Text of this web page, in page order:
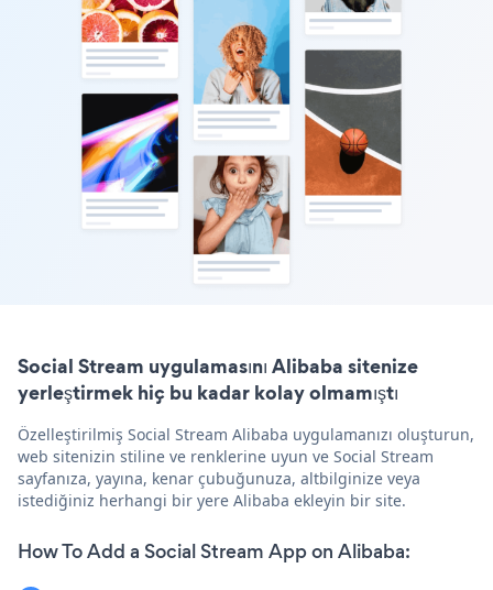
Social Stream uygulamasını Alibaba sitenize
yerleştirmek hiç bu kadar kolay olmamıştı
Özelleştirilmiş Social Stream Alibaba uygulamanızı oluşturun,
web sitenizin stiline ve renklerine uyun ve Social Stream
sayfanıza, yayına, kenar çubuğunuza, altbilginize veya
istediğiniz herhangi bir yere Alibaba ekleyin bir site.
How To Add a Social Stream App on Alibaba: